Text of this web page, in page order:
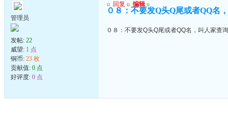
管理员
发帖: 22
威望: 1 点
铜币: 23 枚
贡献值: 0 点
好评度: 0 点
u 回复 u 编辑 u
０８：不要发Q头Q尾或者QQ名
０８：不要发Q头Q尾或者QQ名，叫人家查